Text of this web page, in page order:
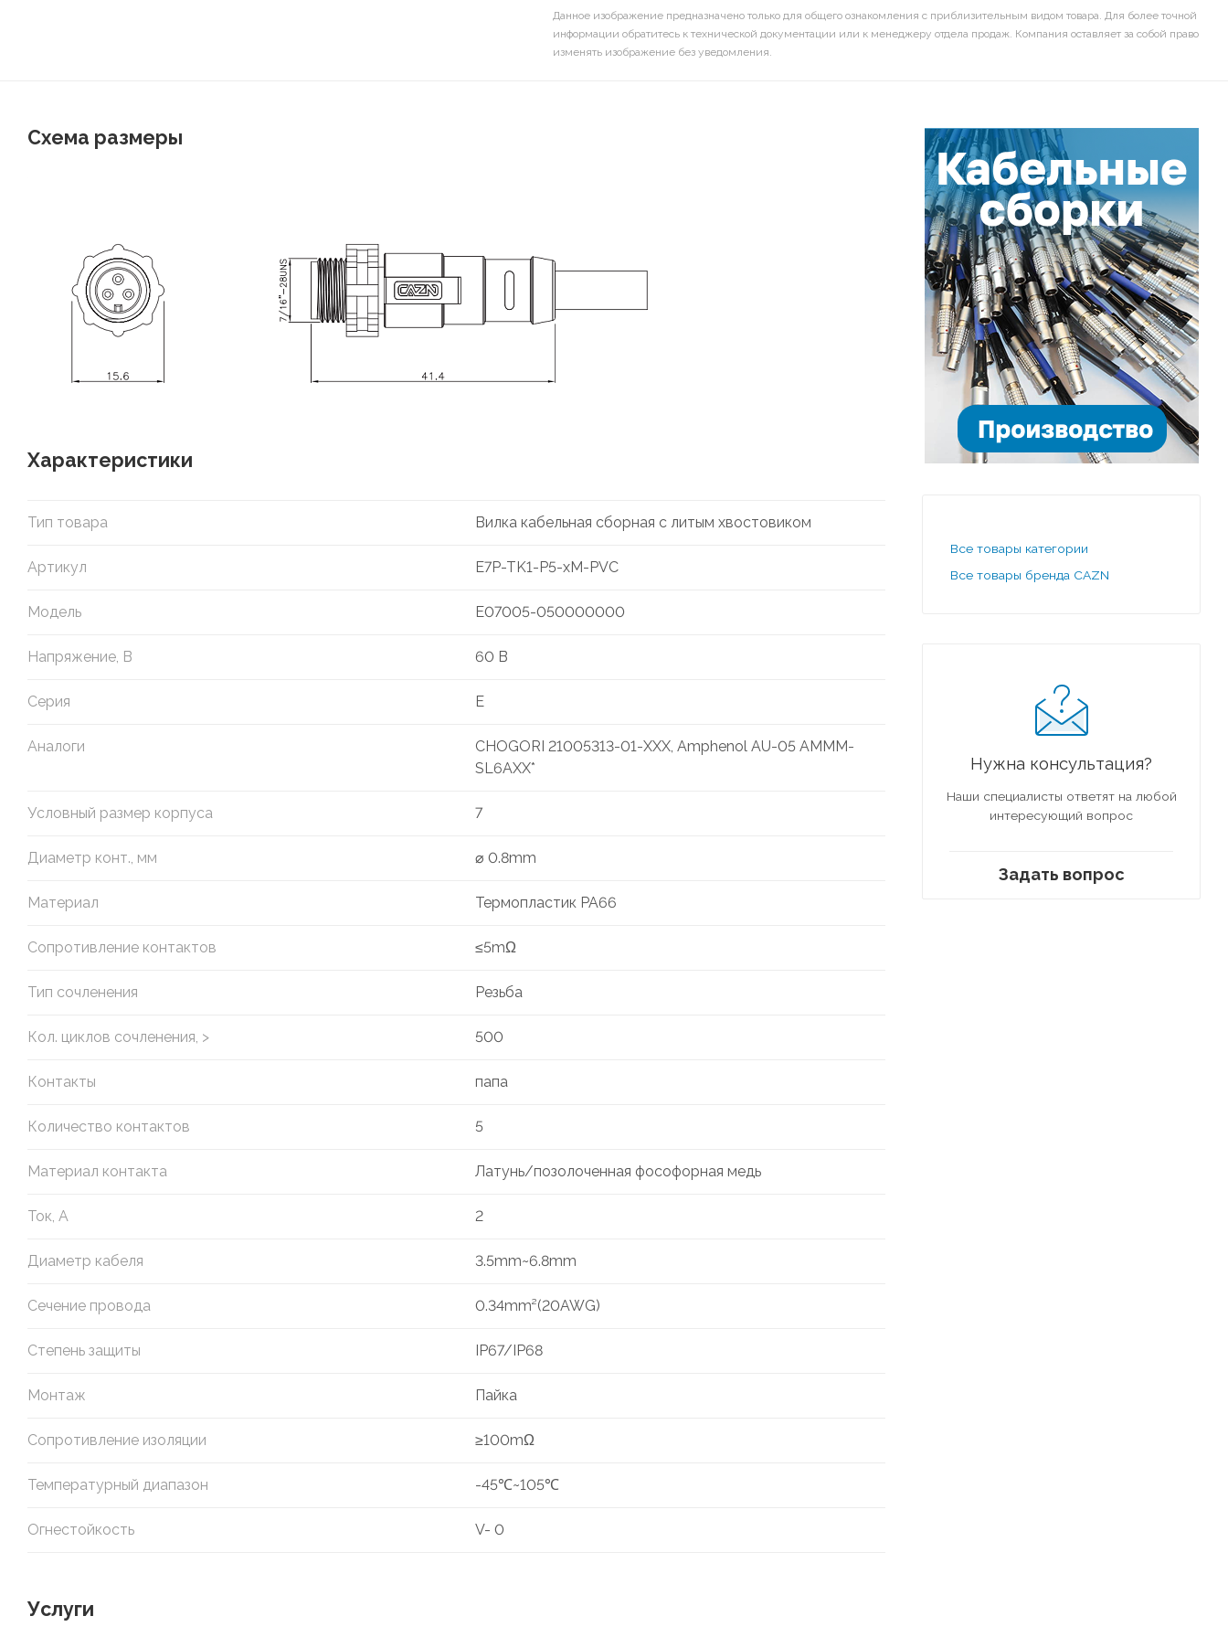
Данное изображение предназначено только для общего ознакомления с приблизительным видом товара. Для более точной
информации обратитесь к технической документации или к менеджеру отдела продаж. Компания оставляет за собой право
изменять изображение без уведомления.
Схема размеры
Характеристики
Тип товара Вилка кабельная сборная с литым хвостовиком
Артикул E7P-TK1-P5-xM-PVC
Модель E07005-050000000
Напряжение, В 60 В
Серия E
Аналоги
CHOGORI 21005313-01-XXX, Amphenol AU-05 AMMM-
SL6AXX*
Условный размер корпуса 7
Диаметр конт., мм ⌀ 0.8mm
Материал Термопластик PA66
Сопротивление контактов ≤5mΩ
Тип сочленения Резьба
Кол. циклов сочленения, > 500
Контакты папа
Количество контактов 5
Материал контакта Латунь/позолоченная фософорная медь
Ток, А 2
Диаметр кабеля 3.5mm~6.8mm
Сечение провода 0.34mm²(20AWG)
Степень защиты IP67/IP68
Монтаж Пайка
Сопротивление изоляции ≥100mΩ
Температурный диапазон -45℃~105℃
Огнестойкость V- 0
Услуги
Все товары категории
Все товары бренда CAZN
Нужна консультация?
Наши специалисты ответят на любой
интересующий вопрос
Задать вопрос